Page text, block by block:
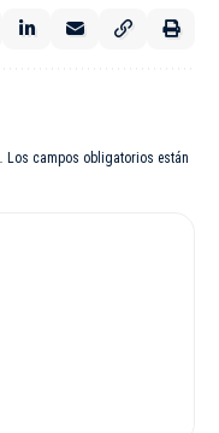
Los campos obligatorios están